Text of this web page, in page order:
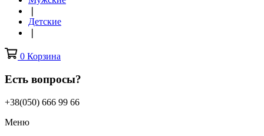
Детские
0 Корзина
Есть вопросы?
+38(050) 666 99 66
Меню